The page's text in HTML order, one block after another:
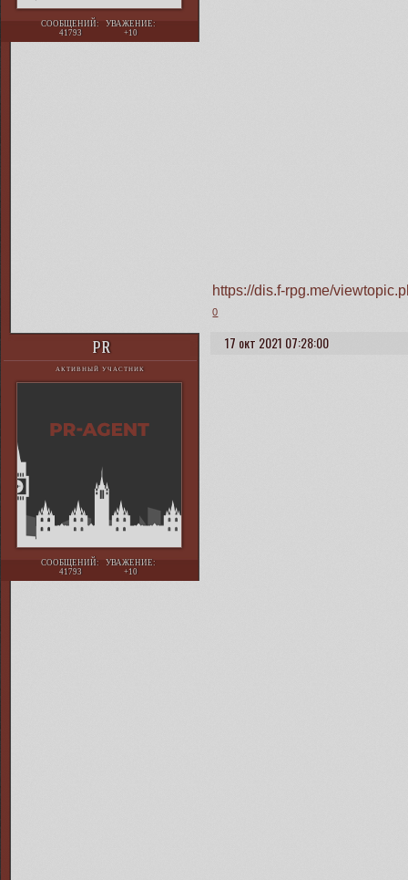
СООБЩЕНИЙ:
41793
УВАЖЕНИЕ:
+10
https://dis.f-rpg.me/
0
17 окт 2021 07:28:00
PR
АКТИВНЫЙ УЧАСТНИК
СООБЩЕНИЙ:
41793
УВАЖЕНИЕ:
+10